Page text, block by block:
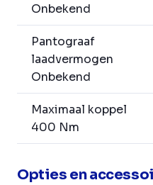
Onbekend
Pantograaf
laadvermogen
Onbekend
Maximaal koppel
400 Nm
Opties en